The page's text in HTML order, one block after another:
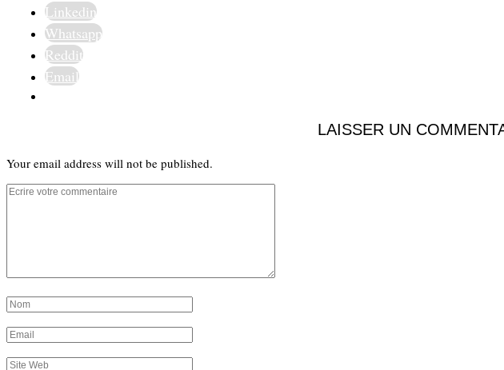
Linkedin
Whatsapp
Reddit
Email
LAISSER UN
Your email address will not be published.